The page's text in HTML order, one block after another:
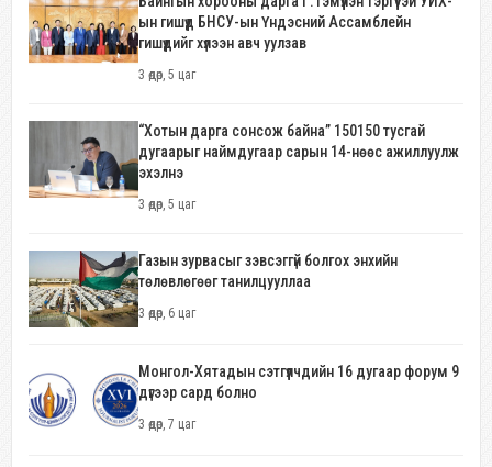
ын гишүүд БНСУ-ын Үндэсний Ассамблейн
гишүүдийг хүлээн авч уулзав
3 өдөр, 5 цаг
“Хотын дарга сонсож байна” 150150 тусгай
дугаарыг наймдугаар сарын 14-нөөс ажиллуулж
эхэлнэ
3 өдөр, 5 цаг
Газын зурвасыг зэвсэггүй болгох энхийн
төлөвлөгөөг танилцууллаа
3 өдөр, 6 цаг
Монгол-Хятадын сэтгүүлчдийн 16 дугаар форум 9
дүгээр сард болно
3 өдөр, 7 цаг